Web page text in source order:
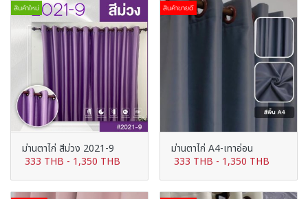
สินค้าใหม่
ม่านตาไก่ สีม่วง 2021-9
333 THB - 1,350 THB
สินค้าขายดี
ม่านตาไก่ A4-เทาอ่อน
333 THB - 1,350 THB